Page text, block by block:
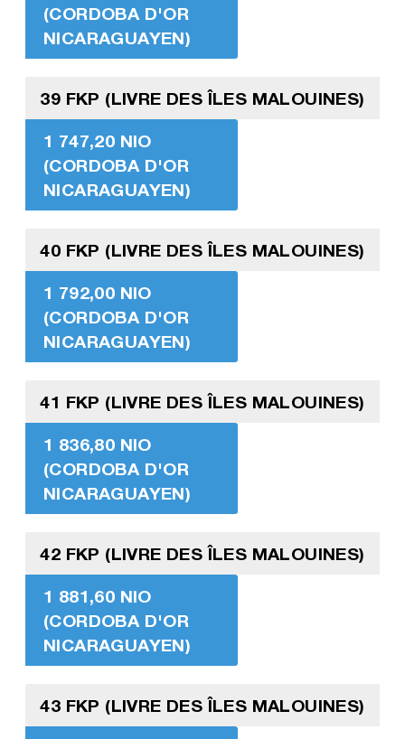
(CORDOBA D'OR
NICARAGUAYEN)
39 FKP (LIVRE DES ÎLES MALOUINES)
1 747,20 NIO
(CORDOBA D'OR
NICARAGUAYEN)
40 FKP (LIVRE DES ÎLES MALOUINES)
1 792,00 NIO
(CORDOBA D'OR
NICARAGUAYEN)
41 FKP (LIVRE DES ÎLES MALOUINES)
1 836,80 NIO
(CORDOBA D'OR
NICARAGUAYEN)
42 FKP (LIVRE DES ÎLES MALOUINES)
1 881,60 NIO
(CORDOBA D'OR
NICARAGUAYEN)
43 FKP (LIVRE DES ÎLES MALOUINES)